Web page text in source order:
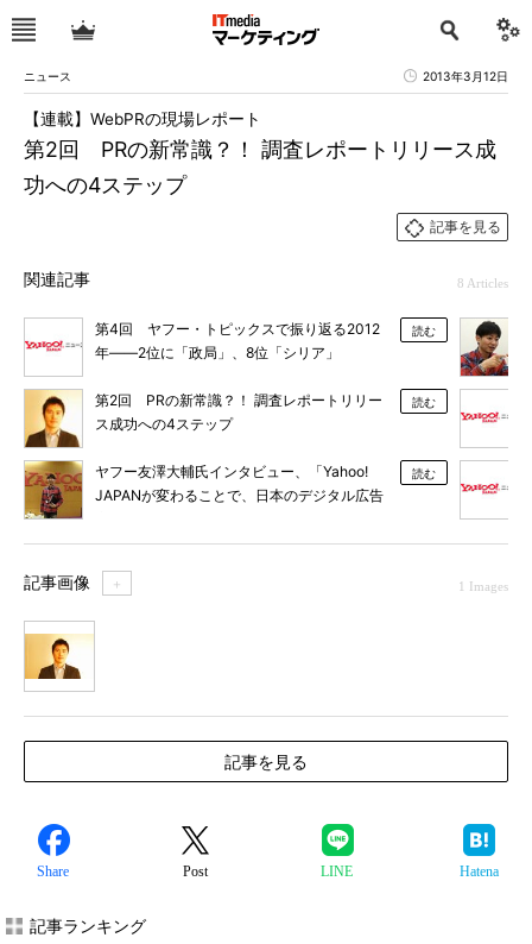
ニュース 2013年3月12日
第2回 PRの新常識？！ 調査レポートリリース成
功への4ステップ
【連載】WebPRの現場レポート
記事を見る
関連記事 8 Articles
第4回 ヤフー・トピックスで振り返る2012
年――2位に「政局」、8位「シリア」
読む
第2回 PRの新常識？！ 調査レポートリリー
ス成功への4ステップ
読む
ヤフー友澤大輔氏インタビュー、「Yahoo!
JAPANが変わることで、日本のデジタル広告
読む
記事画像 ＋ 1 Images
記事を見る
Share Post LINE Hatena
記事ランキング